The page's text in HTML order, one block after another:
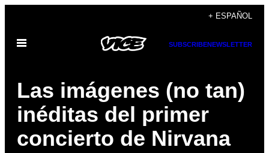
contenido
+ ESPAÑOL
Abrir
SUBSCRIBENEWSLETTER
Las imágenes (no tan)
inéditas del primer
concierto de Nirvana